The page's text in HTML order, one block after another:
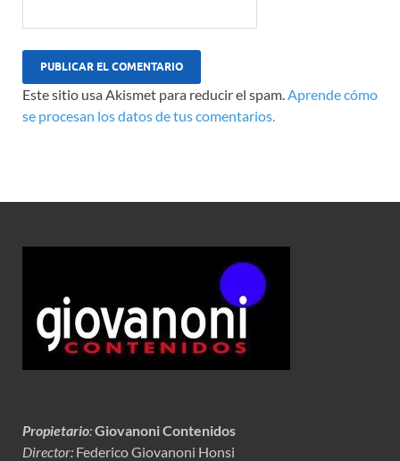
Este sitio usa Akismet para reducir el spam.Aprende cómo
se procesan los datos de tus comentarios.
Propietario:Giovanoni Contenidos
Director: Federico Giovanoni Honsi